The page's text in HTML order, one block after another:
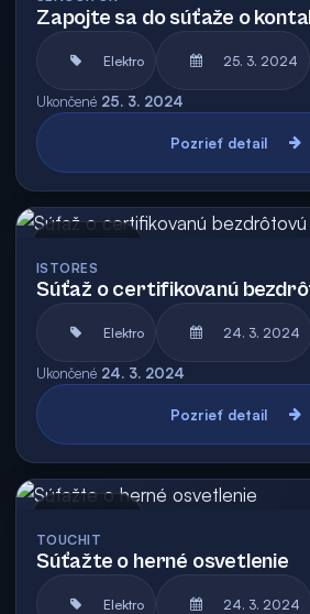
Zapojte sa do súťaže o
Elektro 25. 3. 2024
Ukončené 25. 3. 2024
Pozrieť detail
ISTORES
Súťaž o certifikovanú
Elektro 24. 3. 2024
Ukončené 24. 3. 2024
Pozrieť detail
TOUCHIT
Súťažte o herné osvetlenie
Elektro 24. 3. 2024